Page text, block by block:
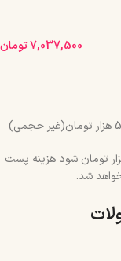
7,037,500تومان
جمع سبد خرید شما بالای 2 میلیون و 500 هزار تومان شود هزینه پست
شد.